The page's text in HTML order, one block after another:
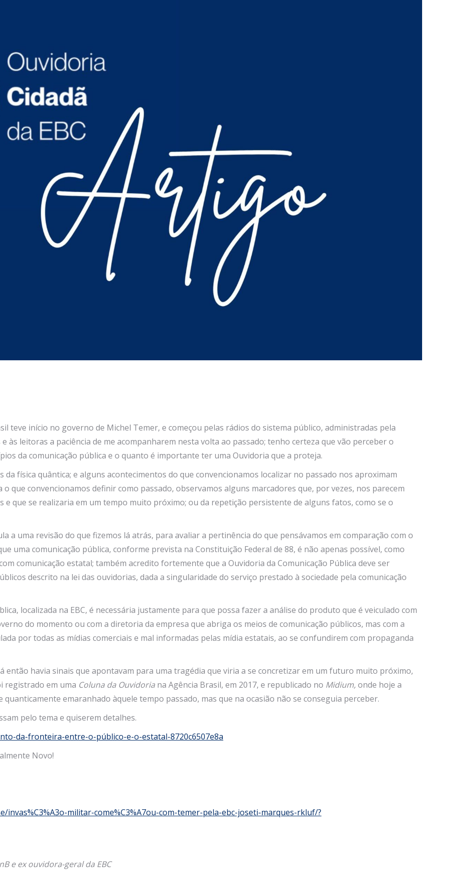
teve início no governo de Michel Temer, e começou pelas rádios do sistema público, administradas pela
às leitoras a paciência de me acompanharem nesta volta ao passado; tenho certeza que vão perceber o
da comunicação pública e o quanto é importante ter uma Ouvidoria que a proteja.
física quântica; e alguns acontecimentos do que convencionamos localizar no passado nos aproximam
que convencionamos definir como passado, observamos alguns marcadores que, por vezes, nos parecem
que se realizaria em um tempo muito próximo; ou da repetição persistente de alguns fatos, como se o
a uma revisão do que fizemos lá atrás, para avaliar a pertinência do que pensávamos em comparação com o
uma comunicação pública, conforme prevista na Constituição Federal de 88, é não apenas possível, como
comunicação estatal; também acredito fortemente que a Ouvidoria da Comunicação Pública deve ser
descrito na lei das ouvidorias, dada a singularidade do serviço prestado à sociedade pela comunicação
localizada na EBC, é necessária justamente para que possa fazer a análise do produto que é veiculado com
do momento ou com a diretoria da empresa que abriga os meios de comunicação públicos, mas com a
por todas as mídias comerciais e mal informadas pelas mídia estatais, ao se confundirem com propaganda
então havia sinais que apontavam para uma tragédia que viria a se concretizar em um futuro muito próximo,
registrado em uma Coluna da Ouvidoria na Agência Brasil, em 2017, e republicado no Midium,onde hoje a
quanticamente emaranhado àquele tempo passado, mas que na ocasião não se conseguia perceber.
pelo tema e quiserem detalhes.
da-fronteira-entre-o-público-e-o-estatal-8720c6507e8a
Novo!
invas%C3%A3o-militar-come%C3%A7ou-com-temer-pela-ebc-joseti-marques-rkluf/?
e ex ouvidora-geral da EBC